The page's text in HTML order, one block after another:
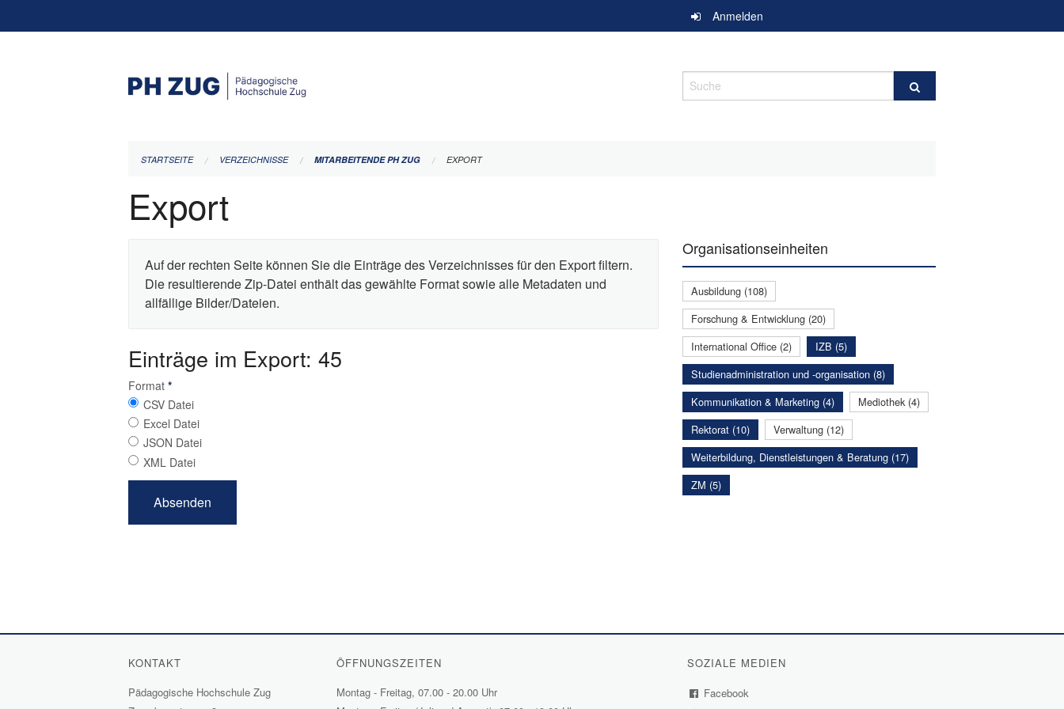
überspringen
Anmelden
Suche
STARTSEITE VERZEICHNISSE MITARBEITENDE PH ZUG EXPORT
Export
Auf der rechten Seite können Sie die Einträge des Verzeichnisses für den Export filtern.
Die resultierende Zip-Datei enthält das gewählte Format sowie alle Metadaten und
allfällige Bilder/Dateien.
Einträge im Export: 45
Format *
CSV Datei
Excel Datei
JSON Datei
XML Datei
Organisationseinheiten
Ausbildung (108)
Forschung & Entwicklung (20)
International Office (2)
IZB (5)
Studienadministration und -organisation (8)
Kommunikation & Marketing (4)
Mediothek (4)
Rektorat (10)
Verwaltung (12)
Weiterbildung, Dienstleistungen & Beratung (17)
ZM (5)
KONTAKT
Pädagogische Hochschule Zug
ÖFFNUNGSZEITEN
Montag - Freitag, 07.00 - 20.00 Uhr
SOZIALE MEDIEN
Facebook